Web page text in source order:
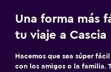
Una forma más
tu viaje a Cascia
Hacemos que sea súper
con los amigos o la familia.